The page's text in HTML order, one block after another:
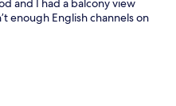
and I had a balcony view
enough English channels on